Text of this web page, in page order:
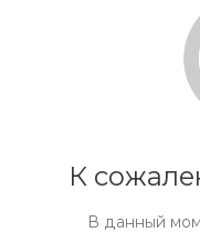
К
В данный